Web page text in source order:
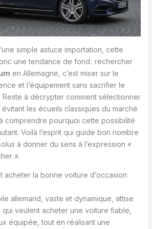
simple astuce importation, cette
une tendance de fond : rechercher
en Allemagne, c’est miser sur le
et l’équipement sans sacrifier le
à décrypter comment sélectionner
les écueils classiques du marché
comprendre pourquoi cette possibilité
Voilà l’esprit qui guide bon nombre
à donner du sens à l’expression «
».
acheter la bonne voiture d’occasion
allemand, vaste et dynamique, attise
veulent acheter une voiture fiable,
équipée, tout en réalisant une